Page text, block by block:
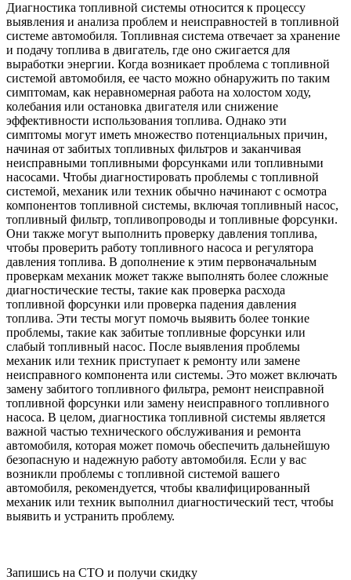
Диагностика топливной системы относится к процессу
выявления и анализа проблем и неисправностей в топливной
системе автомобиля. Топливная система отвечает за хранение
и подачу топлива в двигатель, где оно сжигается для
выработки энергии. Когда возникает проблема с топливной
системой автомобиля, ее часто можно обнаружить по таким
симптомам, как неравномерная работа на холостом ходу,
колебания или остановка двигателя или снижение
эффективности использования топлива. Однако эти
симптомы могут иметь множество потенциальных причин,
начиная от забитых топливных фильтров и заканчивая
неисправными топливными форсунками или топливными
насосами. Чтобы диагностировать проблемы с топливной
системой, механик или техник обычно начинают с осмотра
компонентов топливной системы, включая топливный насос,
топливный фильтр, топливопроводы и топливные форсунки.
Они также могут выполнить проверку давления топлива,
чтобы проверить работу топливного насоса и регулятора
давления топлива. В дополнение к этим первоначальным
проверкам механик может также выполнять более сложные
диагностические тесты, такие как проверка расхода
топливной форсунки или проверка падения давления
топлива. Эти тесты могут помочь выявить более тонкие
проблемы, такие как забитые топливные форсунки или
слабый топливный насос. После выявления проблемы
механик или техник приступает к ремонту или замене
неисправного компонента или системы. Это может включать
замену забитого топливного фильтра, ремонт неисправной
топливной форсунки или замену неисправного топливного
насоса. В целом, диагностика топливной системы является
важной частью технического обслуживания и ремонта
автомобиля, которая может помочь обеспечить дальнейшую
безопасную и надежную работу автомобиля. Если у вас
возникли проблемы с топливной системой вашего
автомобиля, рекомендуется, чтобы квалифицированный
механик или техник выполнил диагностический тест, чтобы
выявить и устранить проблему.
Запишись на СТО и получи скидку